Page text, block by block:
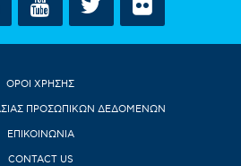
ΟΡΟΙ ΧΡΗΣΗΣ
ΠΡΟΣΩΠΙΚΩΝ ΔΕΔΟΜΕΝΩΝ
ΕΠΙΚΟΙΝΩΝΙΑ
CONTACT US